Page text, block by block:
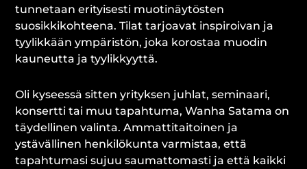
tunnetaan erityisesti muotinäytösten
suosikkikohteena. Tilat tarjoavat inspiroivan ja
tyylikkään ympäristön, joka korostaa muodin
kauneutta ja tyylikkyyttä.
Oli kyseessä sitten yrityksen juhlat, seminaari,
konsertti tai muu tapahtuma, Wanha Satama on
täydellinen valinta. Ammattitaitoinen ja
ystävällinen henkilökunta varmistaa, että
tapahtumasi sujuu saumattomasti ja että kaikki